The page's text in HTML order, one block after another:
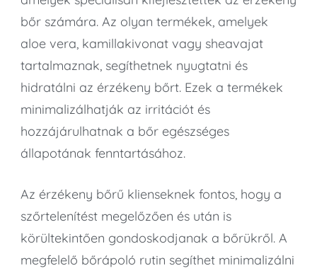
bőr számára. Az olyan termékek, amelyek
aloe vera, kamillakivonat vagy sheavajat
tartalmaznak, segíthetnek nyugtatni és
hidratálni az érzékeny bőrt. Ezek a termékek
minimalizálhatják az irritációt és
hozzájárulhatnak a bőr egészséges
állapotának fenntartásához.
Az érzékeny bőrű klienseknek fontos, hogy a
szőrtelenítést megelőzően és után is
körültekintően gondoskodjanak a bőrükről. A
megfelelő bőrápoló rutin segíthet minimalizálni